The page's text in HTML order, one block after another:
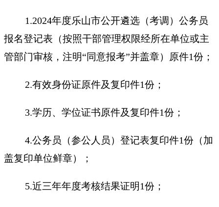
1.2024年度乐山市公开遴选（考调）公务员
报名登记表（按照干部管理权限经所在单位或主
管部门审核，注明“同意报考”并盖章）原件1份；
2.有效身份证原件及复印件1份；
3.学历、学位证书原件及复印件1份；
4.公务员（参公人员）登记表复印件1份（加
盖复印单位鲜章）；
5.近三年年度考核结果证明1份；